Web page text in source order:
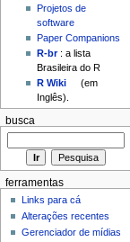
Projetos de
software
Paper Companions
R-br: a lista
Brasileira do R
R Wiki
(em
Inglês).
busca
ferramentas
Links para cá
Alterações recentes
Gerenciador de mídias